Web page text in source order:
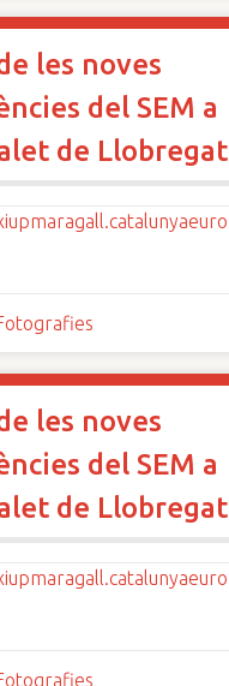
les noves
del SEM a
de Llobregat
les noves
del SEM a
de Llobregat